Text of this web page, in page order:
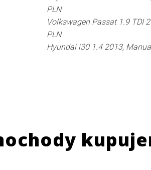
PLN
Volkswagen Passat 1.9 TDI
PLN
Hyundai i30 1.4 2013,